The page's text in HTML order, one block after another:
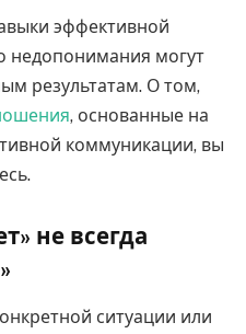
эффективной
недопонимания могут
результатам. О том,
, основанные на
коммуникации, вы
не всегда
ситуации или